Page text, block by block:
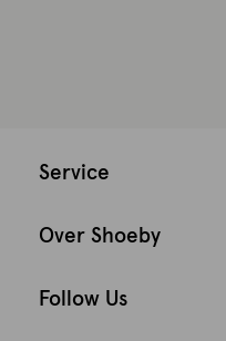
Service
Over Shoeby
Follow Us